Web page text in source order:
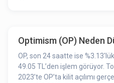
Optimism (OP) Neden
OP, son 24 saatte ise
49.05 TL’den işlem görüyor.
2023’te OP’ta kilit açılımı